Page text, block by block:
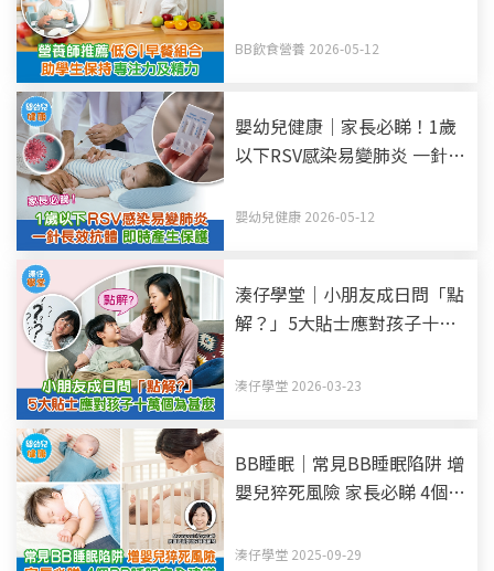
BB飲食營養 2026-05-12
嬰幼兒健康｜家長必睇！1歲
以下RSV感染易變肺炎 一針長
嬰幼兒健康 2026-05-12
湊仔學堂｜小朋友成日問「點
解？」5大貼士應對孩子十萬
湊仔學堂 2026-03-23
BB睡眠｜常見BB睡眠陷阱 增
嬰兒猝死風險 家長必睇 4個
湊仔學堂 2025-09-29